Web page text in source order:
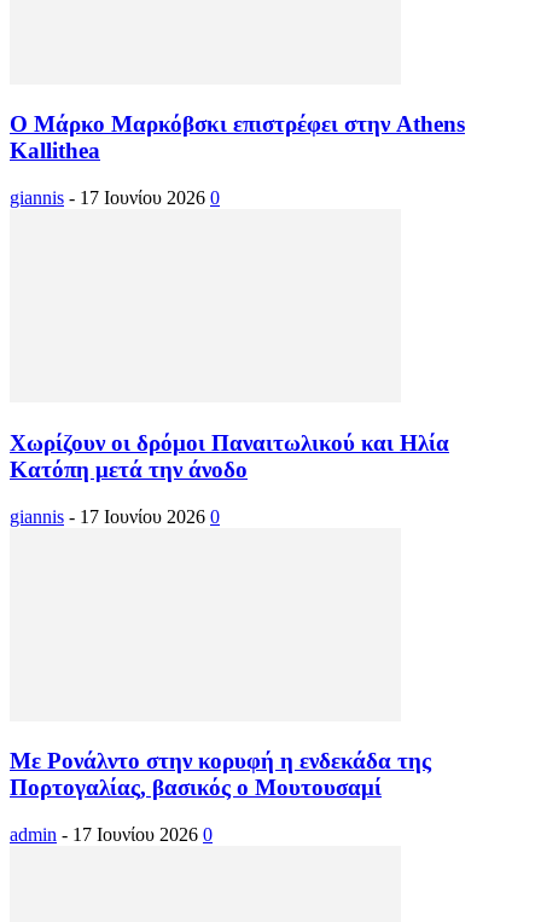
Ο Μάρκο Μαρκόβσκι επιστρέφει στην Athens
Kallithea
giannis - 17 Ιουνίου 2026 0
Χωρίζουν οι δρόμοι Παναιτωλικού και Ηλία
Κατόπη μετά την άνοδο
giannis - 17 Ιουνίου 2026 0
Με Ρονάλντο στην κορυφή η ενδεκάδα της
Πορτογαλίας, βασικός ο Μουτουσαμί
admin - 17 Ιουνίου 2026 0